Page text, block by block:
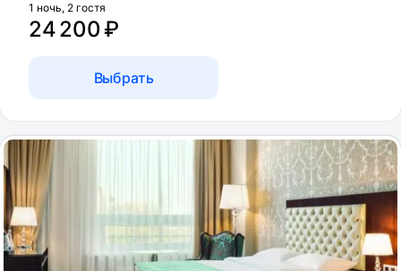
24 200 ₽
1 ночь, 2 гостя
Выбрать